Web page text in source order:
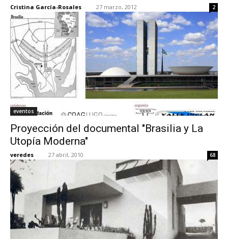
Cristina García-Rosales - 27 marzo, 2012 2
eventos
Proyección del documental "Brasilia y La
Utopía Moderna"
veredes - 27 abril, 2010 68